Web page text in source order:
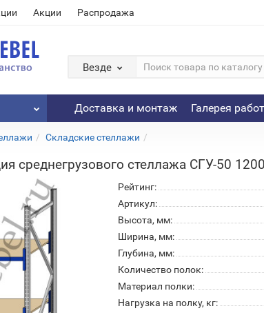
Акции Распродажа
Везде
Доставка и монтаж Галерея работ
Складские стеллажи
среднегрузового стеллажа СГУ-50
Рейтинг:
Артикул:
Высота, мм:
Ширина, мм:
Глубина, мм:
Количество полок:
Материал полки:
Нагрузка на полку, кг: